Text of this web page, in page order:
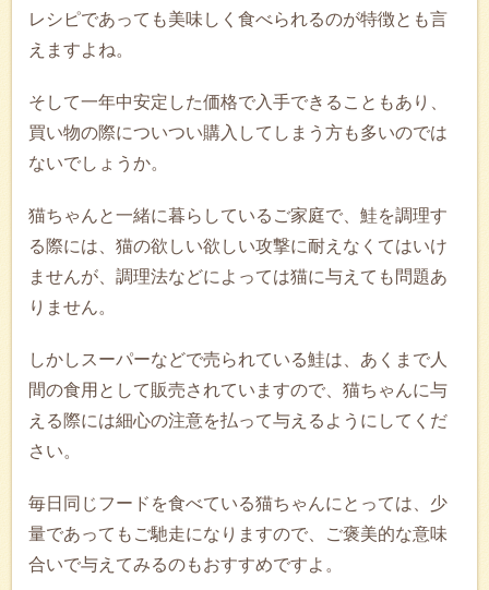
レシピであっても美味しく食べられるのが特徴とも言
えますよね。
そして一年中安定した価格で入手できることもあり、
買い物の際についつい購入してしまう方も多いのでは
ないでしょうか。
猫ちゃんと一緒に暮らしているご家庭で、鮭を調理す
る際には、猫の欲しい欲しい攻撃に耐えなくてはいけ
ませんが、調理法などによっては猫に与えても問題あ
りません。
しかしスーパーなどで売られている鮭は、あくまで人
間の食用として販売されていますので、猫ちゃんに与
える際には細心の注意を払って与えるようにしてくだ
さい。
毎日同じフードを食べている猫ちゃんにとっては、少
量であってもご馳走になりますので、ご褒美的な意味
合いで与えてみるのもおすすめですよ。